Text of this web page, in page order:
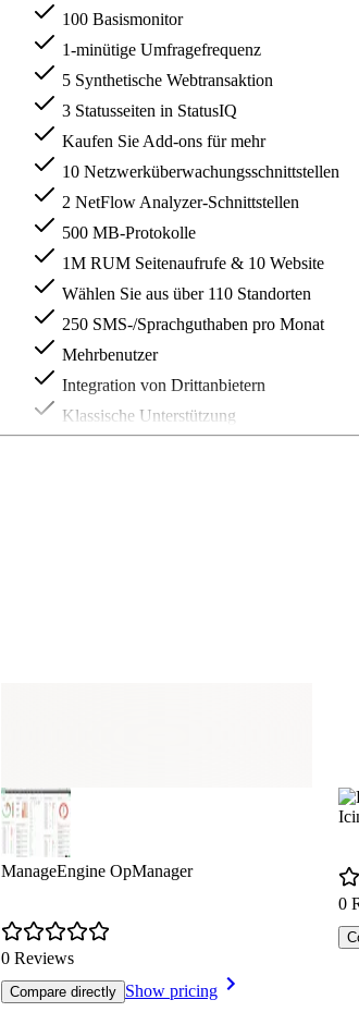
100 Basismonitor
1-minütige Umfragefrequenz
5 Synthetische Webtransaktion
3 Statusseiten in StatusIQ
Kaufen Sie Add-ons für mehr
10 Netzwerküberwachungsschnittstellen
2 NetFlow Analyzer-Schnittstellen
500 MB-Protokolle
1M RUM Seitenaufrufe & 10 Website
Wählen Sie aus über 110 Standorten
250 SMS-/Sprachguthaben pro Monat
Mehrbenutzer
Integration von Drittanbietern
Klassische Unterstützung
ManageEngine OpManager
0 Reviews
Compare directly Show pricing
0